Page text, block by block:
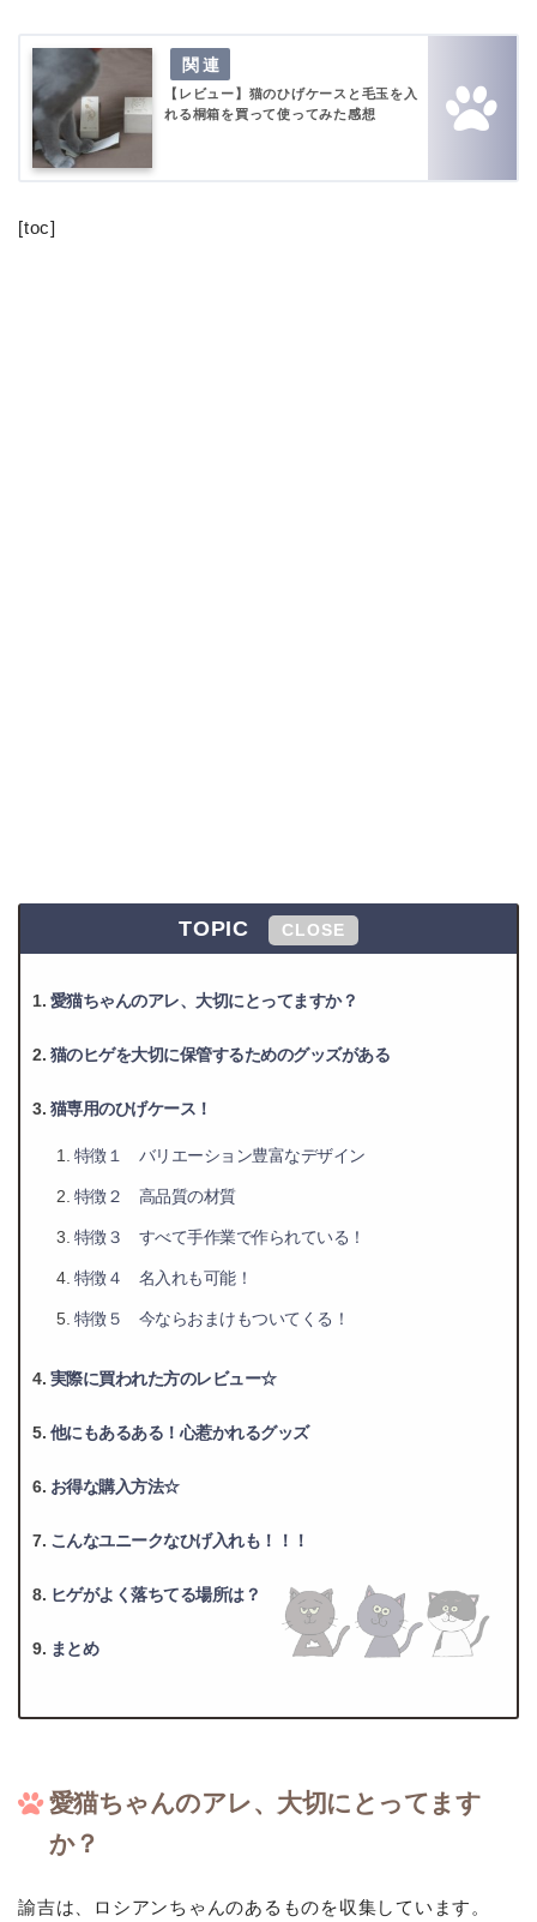
【レビュー】猫のひげケースと毛玉を入
れる桐箱を買って使ってみた感想
[toc]
TOPIC CLOSE
愛猫ちゃんのアレ、大切にとってますか？
猫のヒゲを大切に保管するためのグッズがある
猫専用のひげケース！
特徴１ バリエーション豊富なデザイン
特徴２ 高品質の材質
特徴３ すべて手作業で作られている！
特徴４ 名入れも可能！
特徴５ 今ならおまけもついてくる！
実際に買われた方のレビュー☆
他にもあるある！心惹かれるグッズ
お得な購入方法☆
こんなユニークなひげ入れも！！！
ヒゲがよく落ちてる場所は？
まとめ
愛猫ちゃんのアレ、大切にとってます
か？
諭吉は、ロシアンちゃんのあるものを収集しています。